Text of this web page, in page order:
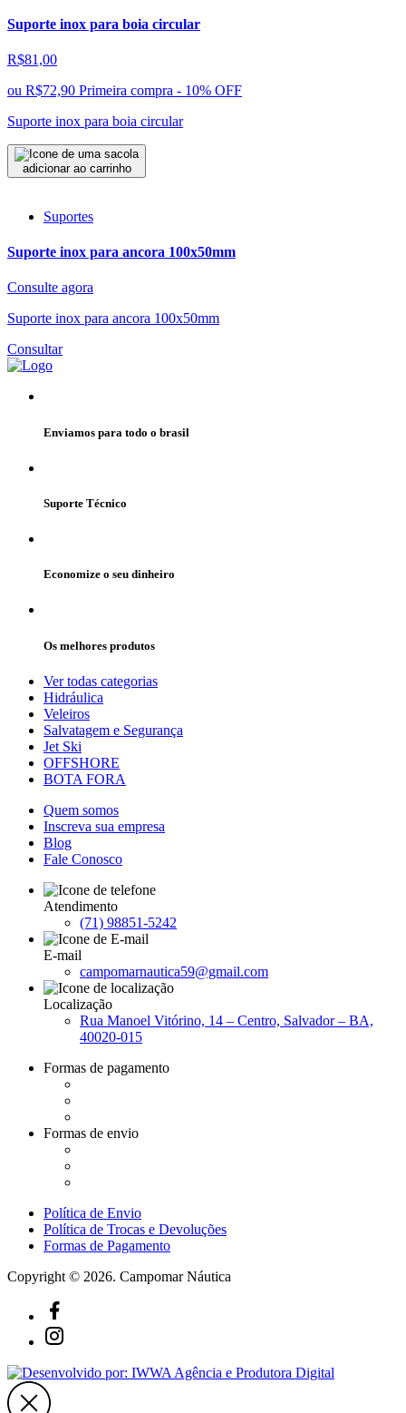
Suporte inox para boia circular
R$81,00
ou R$72,90 Primeira compra - 10% OFF
Suporte inox para boia circular
adicionar ao carrinho
Suportes
Suporte inox para ancora 100x50mm
Consulte agora
Suporte inox para ancora 100x50mm
Consultar
Enviamos para todo o brasil
Suporte Técnico
Economize o seu dinheiro
Os melhores produtos
Ver todas categorias
Hidráulica
Veleiros
Salvatagem e Segurança
Jet Ski
OFFSHORE
BOTA FORA
Quem somos
Inscreva sua empresa
Blog
Fale Conosco
Atendimento
(71) 98851-5242
E-mail
campomarnautica59@gmail.com
Localização
Rua Manoel Vitórino, 14 – Centro, Salvador – BA,
40020-015
Formas de pagamento
Formas de envio
Política de Envio
Política de Trocas e Devoluções
Formas de Pagamento
Copyright © 2026. Campomar Náutica